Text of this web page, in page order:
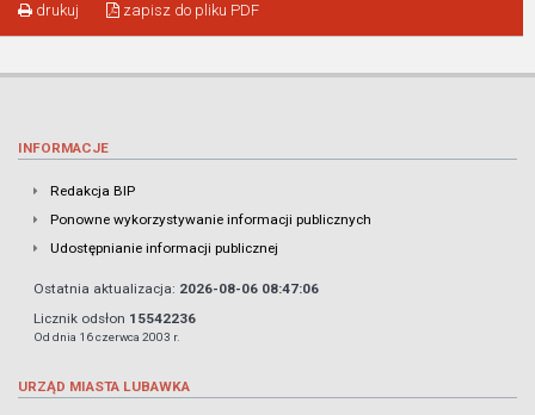
drukuj zapisz do pliku PDF
INFORMACJE
Redakcja BIP
Ponowne wykorzystywanie informacji publicznych
Udostępnianie informacji publicznej
Ostatnia aktualizacja: 2026-08-06 08:47:06
Licznik odsłon 15542236
Od dnia 16 czerwca 2003 r.
URZĄD MIASTA LUBAWKA